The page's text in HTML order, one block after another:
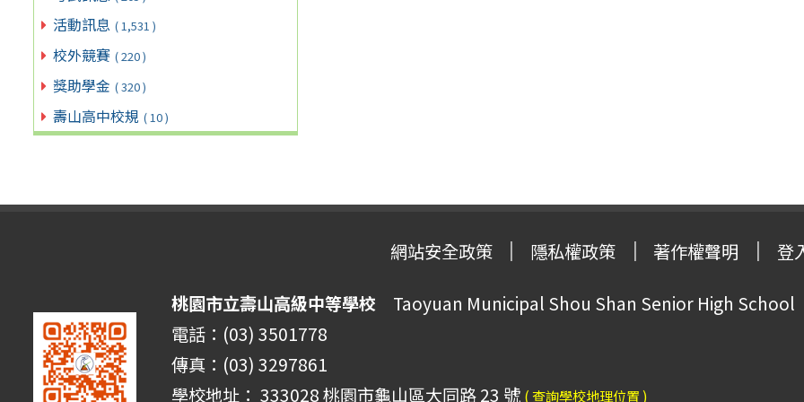
活動訊息 ( 1,531 )
校外競賽 ( 220 )
獎助學金 ( 320 )
壽山高中校規 ( 10 )
網站安全政策 隱私權政策 著作權聲明 登
桃園市立壽山高級中等學校 Taoyuan Municipal Shou Shan Senior High School
電話：(03) 3501778
傳真：(03) 3297861
學校地址： 333028 桃園市龜山區大同路 23 號 ( 查詢學校地理位置 )